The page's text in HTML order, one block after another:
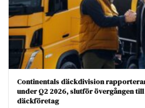
Continentals däckdivision
under Q2 2026, slutför övergången
däckföretag